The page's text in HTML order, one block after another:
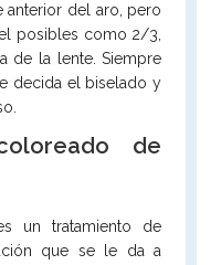
del aro, pero
posibles como 2/3,
de la lente. Siempre
decida el biselado y
de
un tratamiento de
que se le da a